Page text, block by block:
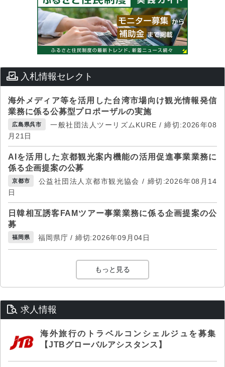
入札情報セレクト
海外メディア等を活用した台湾市場向け観光情報発信
業務に係る公募型プロポーザルの実施
広島県呉市
一般社団法人ツーリズムKURE / 締切:2026年08
月21日
AIを活用した京都観光案内機能の活用促進事業業務に
係る企画提案の公募
京都市
公益社団法人京都市観光協会 / 締切:2026年08月14
日
日韓相互誘客FAMツアー事業業務に係る企画提案の公
募
福岡県 福岡県庁 / 締切:2026年09月04日
もっと見る
求人情報
海外旅行のトラベルコンシェルジュを募集
【JTBグローバルアシスタンス】